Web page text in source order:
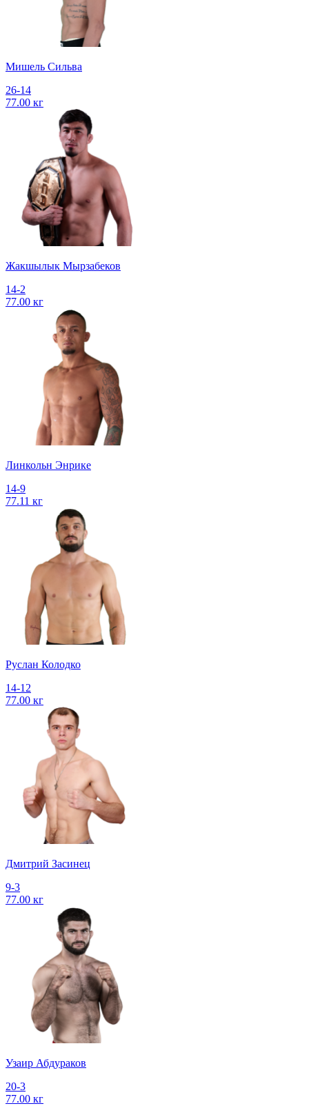
Мишель Сильва
26-14
77.00 кг
Жакшылык Мырзабеков
14-2
77.00 кг
Линкольн Энрике
14-9
77.11 кг
Руслан Колодко
14-12
77.00 кг
Дмитрий Засинец
9-3
77.00 кг
Узаир Абдураков
20-3
77.00 кг